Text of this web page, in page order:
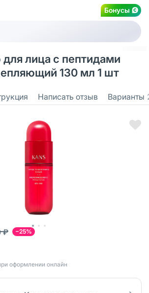
Бонусы
для лица с пептидами
130 мл 1 шт
Написать отзыв Варианты
−25%
₽
оформлении онлайн